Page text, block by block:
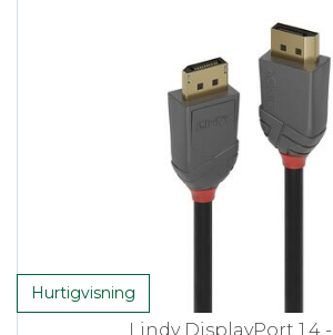
Hurtigvisning
Lindy DisplayPort 1.4